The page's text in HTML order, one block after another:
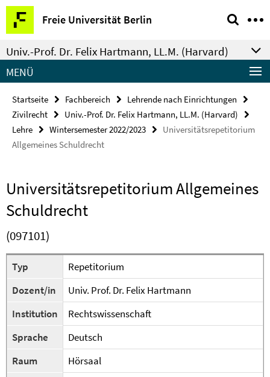
Springe
direkt
zu
Inhalt
Freie Universität Berlin
Service-
Navigation
Univ.-Prof. Dr. Felix Hartmann, LL.M. (Harvard)
MENÜ
Startseite Fachbereich
Lehrende nach Einrichtungen
Zivilrecht
Univ.-Prof. Dr. Felix Hartmann, LL.M. (Harvard)
Lehre
Wintersemester 2022/2023
Universitätsrepetitorium
Allgemeines Schuldrecht
Universitätsrepetitorium Allgemeines
Schuldrecht
(097101)
Typ
Repetitorium
Dozent/in
Univ. Prof. Dr. Felix Hartmann
Institution
Rechtswissenschaft
Sprache
Deutsch
Raum
Hörsaal